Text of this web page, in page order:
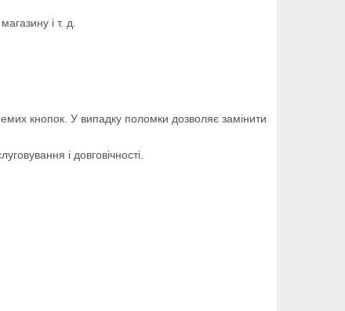
і т. д.
кнопок. У випадку поломки дозволяє замінити
і довговічності.